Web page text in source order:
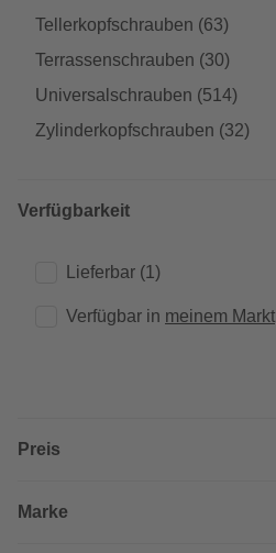
Tellerkopfschrauben (63)
Terrassenschrauben (30)
Universalschrauben (514)
Zylinderkopfschrauben (32)
Verfügbarkeit
Lieferbar (1)
Verfügbar in meinem Markt
Preis
Marke